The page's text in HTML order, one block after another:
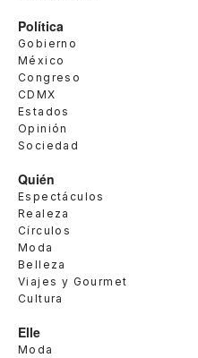
Política
Gobierno
México
Congreso
CDMX
Estados
Opinión
Sociedad
Quién
Espectáculos
Realeza
Círculos
Moda
Belleza
Viajes y Gourmet
Cultura
Elle
Moda